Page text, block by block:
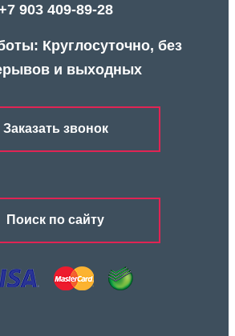
903 409-89-28
Круглосуточно, без
и выходных
Заказать звонок
Поиск по сайту